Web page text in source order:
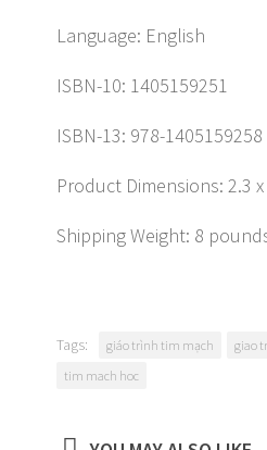
Language: English
ISBN-10: 1405159251
ISBN-13: 978-1405159258
Product Dimensions: 2.3
Shipping Weight: 8
Tags: giáo trình tim mạch giao
tim mach hoc